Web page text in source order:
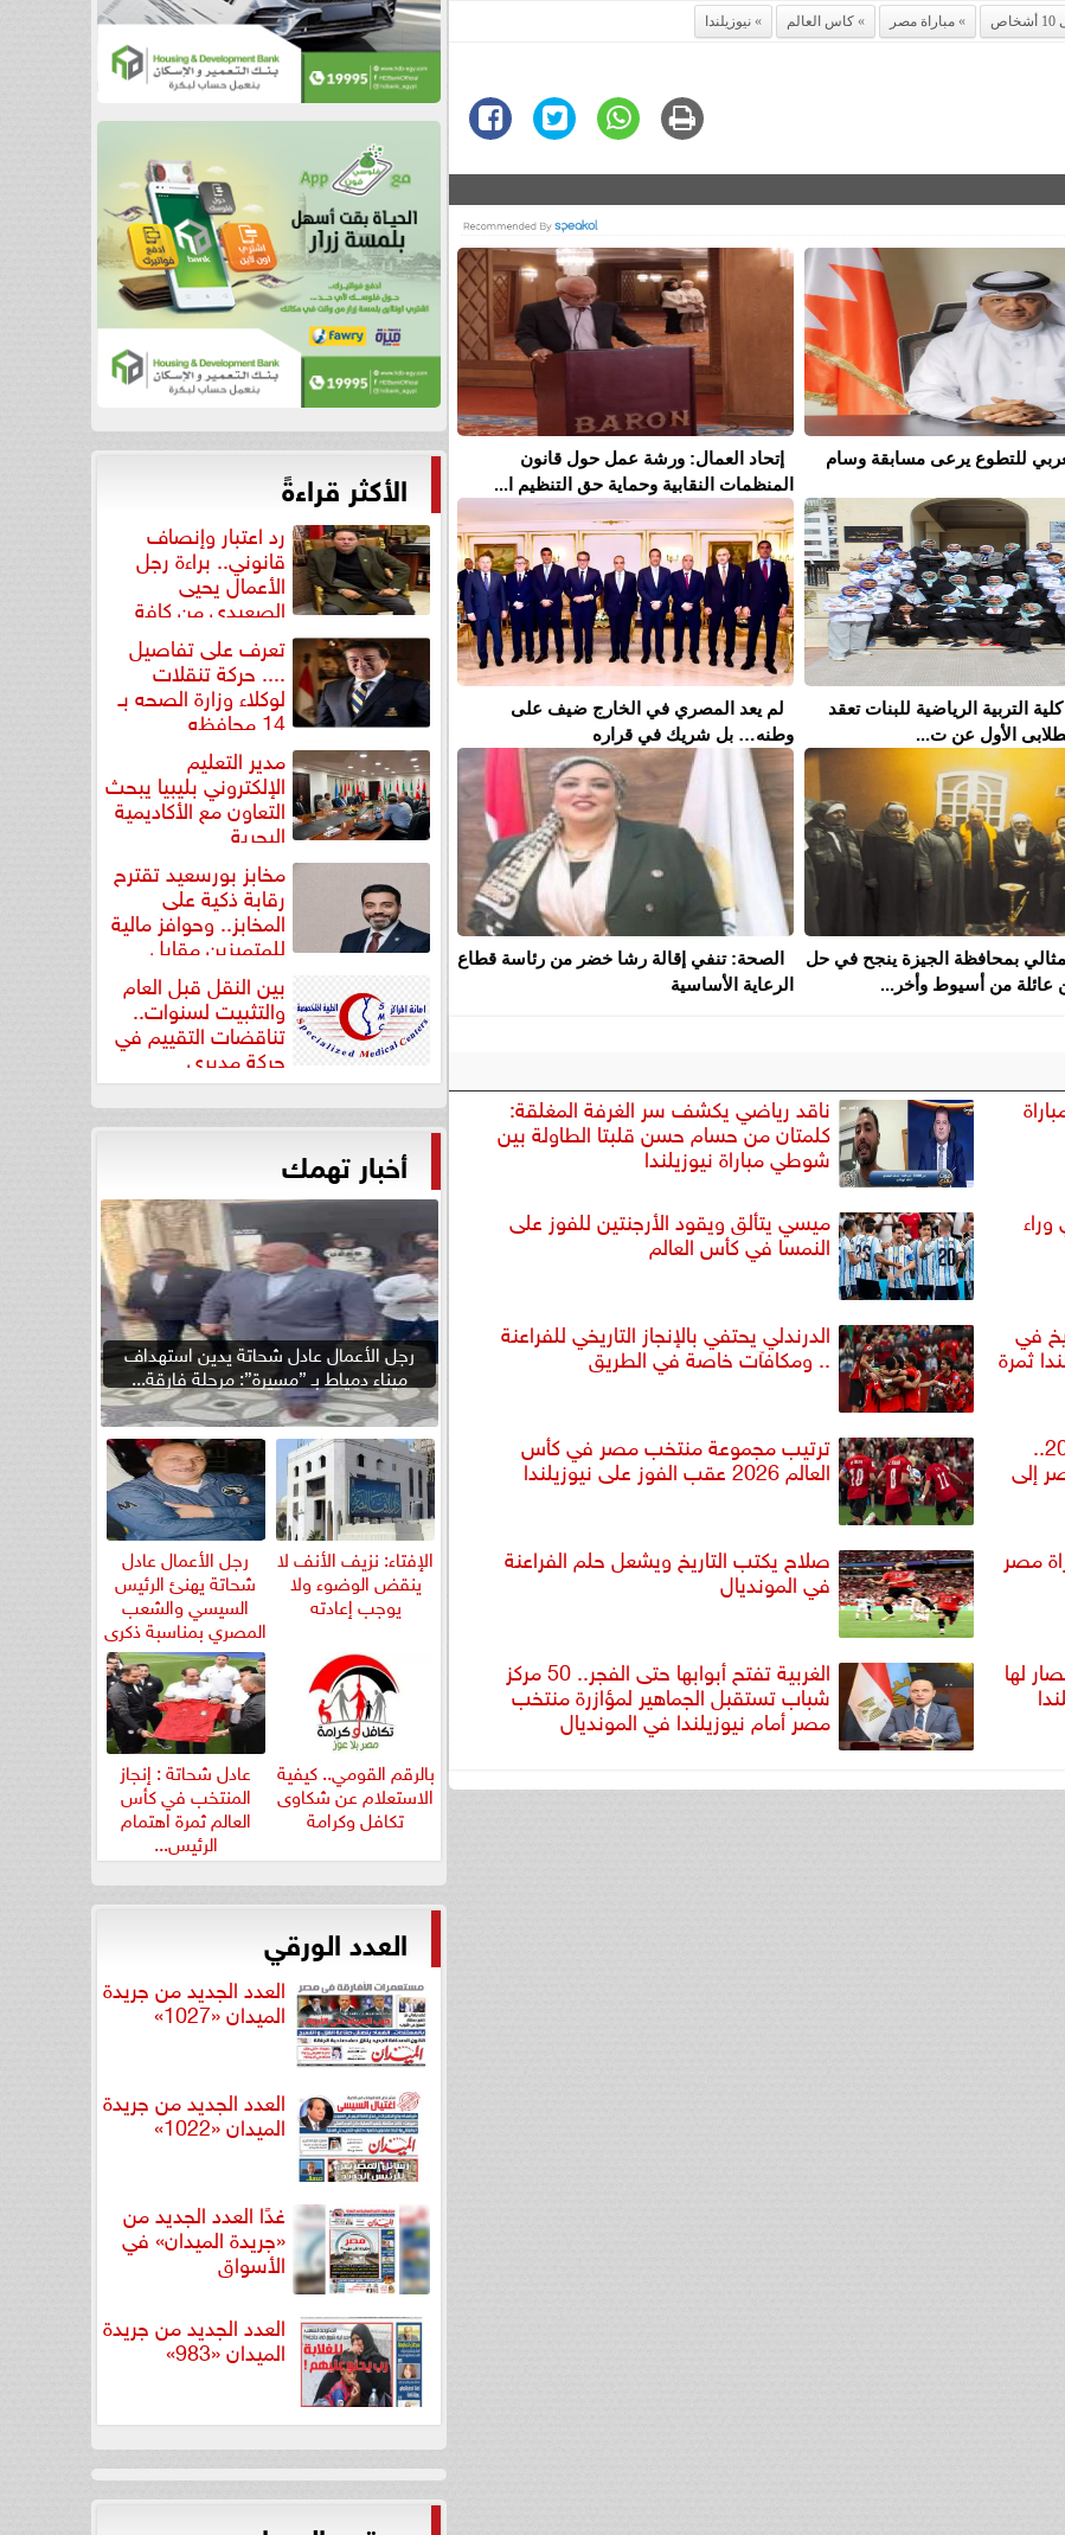
مباراة مصر كاس العالم نيوزيلندا
للتطوع يرعى مسابقة وسام
إتحاد العمال: ورشة عمل حول قانون
المنظمات النقابية وحماية حق التنظيم ا...
التربية الرياضية للبنات تعقد
الأول عن ت...
لم يعد المصري في الخارج ضيف على
وطنه… بل شريك في قراره
بمحافظة الجيزة ينجح في حل
عائلة من أسيوط وأخر...
الصحة: تنفي إقالة رشا خضر من رئاسة قطاع
الرعاية الأساسية
ناقد رياضي يكشف سر الغرفة المغلقة:
كلمتان من حسام حسن قلبتا الطاولة بين
شوطي مباراة نيوزيلندا
ميسي يتألق ويقود الأرجنتين للفوز على
النمسا في كأس العالم
في
ثمرة
الدرندلي يحتفي بالإنجاز التاريخي للفراعنة
.. ومكافآت خاصة في الطريق
3 ضحايا مبكرين في مونديال 2026..
إلى
ترتيب مجموعة منتخب مصر في كأس
العالم 2026 عقب الفوز على نيوزيلندا
مصر صلاح يكتب التاريخ ويشعل حلم الفراعنة
في المونديال
لها الغربية تفتح أبوابها حتى الفجر.. 50 مركز
شباب تستقبل الجماهير لمؤازرة منتخب
مصر أمام نيوزيلندا في المونديال
الأكثر قراءةً
رد اعتبار وإنصاف
قانوني.. براءة رجل
الأعمال يحيى
الصعيدي من كافة
التهم... تعرف على تفاصيل
.... حركة تنقلات
لوكلاء وزارة الصحه بـ
14 محافظه
مدير التعليم
الإلكتروني بليبيا يبحث
التعاون مع الأكاديمية
البحرية
مخابز بورسعيد تقترح
رقابة ذكية على
المخابز.. وحوافز مالية
للمتميزين مقابل
بين النقل قبل العام
والتثبيت لسنوات..
تناقضات التقييم في
حركة مديري
”مستشفيات...
أخبار تهمك
رجل الأعمال عادل شحاتة يدين استهداف
ميناء دمياط بـ ”مسيرة”: مرحلة فارقة...
الإفتاء: نزيف الأنف لا
ينقض الوضوء ولا
يوجب إعادته
رجل الأعمال عادل
شحاتة يهنئ الرئيس
السيسي والشعب
المصري بمناسبة ذكرى
ثورة...
بالرقم القومي.. كيفية
الاستعلام عن شكاوى
تكافل وكرامة
عادل شحاتة : إنجاز
المنتخب في كأس
العالم ثمرة اهتمام
الرئيس...
العدد الورقي
العدد الجديد من جريدة
الميدان «1027»
العدد الجديد من جريدة
الميدان «1022»
غدًا العدد الجديد من
«جريدة الميدان» في
الأسواق
العدد الجديد من جريدة
الميدان «983»